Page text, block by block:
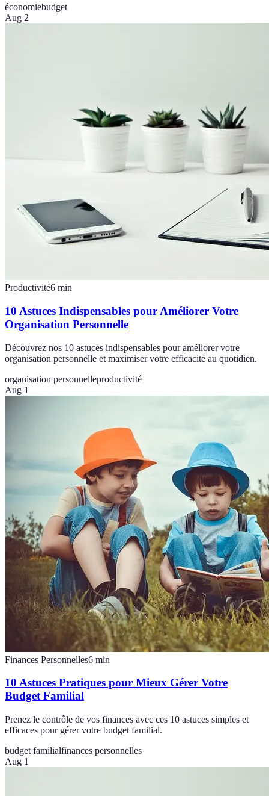
économiebudget
Aug 2
Productivité6 min
10 Astuces Indispensables pour Améliorer Votre
Organisation Personnelle
Découvrez nos 10 astuces indispensables pour améliorer votre
organisation personnelle et maximiser votre efficacité au quotidien.
organisation personnelleproductivité
Aug 1
Finances Personnelles6 min
10 Astuces Pratiques pour Mieux Gérer Votre
Budget Familial
Prenez le contrôle de vos finances avec ces 10 astuces simples et
efficaces pour gérer votre budget familial.
budget familialfinances personnelles
Aug 1